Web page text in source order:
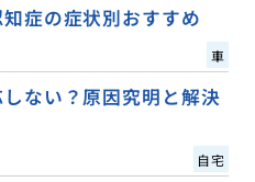
症の症状別おすすめ
車
ない？原因究明と解決
自宅